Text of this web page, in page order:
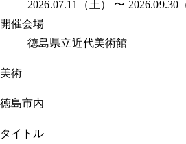
2026.07.11（土） 〜 2026.09.30
開催会場
徳島県立近代美術館
美術
徳島市内
タイトル